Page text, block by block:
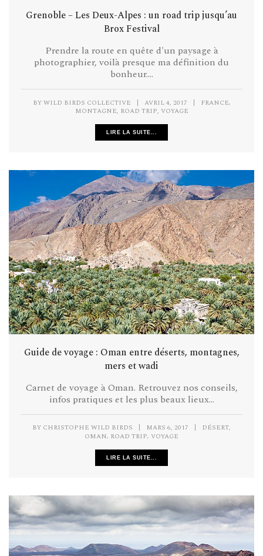
Grenoble – Les Deux-Alpes : un road trip jusqu’au
Brox Festival
Prendre la route en quête d'un paysage à
photographier, voilà presque ma définition du
bonheur....
BYWILD BIRDS COLLECTIVE | AVRIL 4, 2017 | FRANCE,
MONTAGNE, ROAD TRIP, VOYAGE
LIRE LA SUITE...
Guide de voyage : Oman entre déserts, montagnes,
mers et wadi
Carnet de voyage à Oman. Retrouvez nos conseils,
infos pratiques et les plus beaux lieux...
BY CHRISTOPHE WILD BIRDS | MARS 6, 2017 | DÉSERT,
OMAN, ROAD TRIP, VOYAGE
LIRE LA SUITE...